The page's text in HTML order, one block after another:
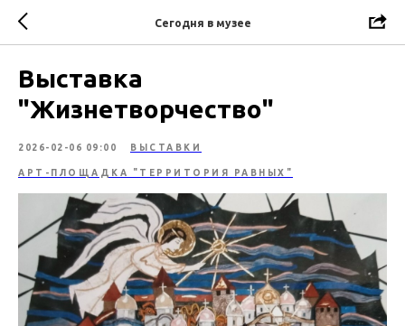
Сегодня в музее
Выставка
"Жизнетворчество"
2026-02-06 09:00 ВЫСТАВКИ
АРТ-ПЛОЩАДКА "ТЕРРИТОРИЯ РАВНЫХ"